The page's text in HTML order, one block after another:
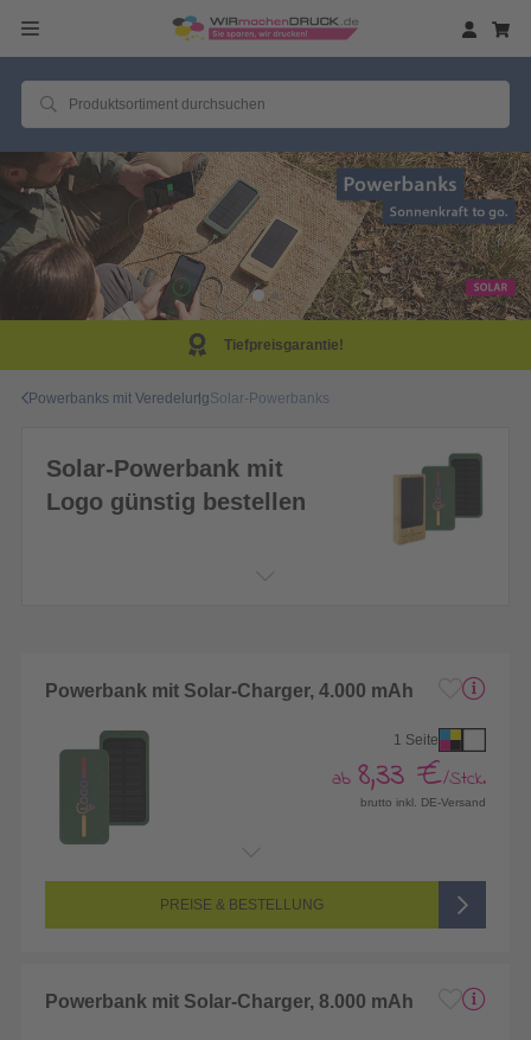
Tiefpreisgarantie!
Powerbanks mit VeredelungSolar-Powerbanks
Solar-Powerbank mit
Logo günstig bestellen
Powerbank mit Solar-Charger, 4.000 mAh
1 Seite
ab 8,33 €/Stck.
brutto inkl. DE-Versand
Seitenanzahl: 1-seitig (Vorderseite bedruckt, Rückseite unbedruckt)
4/0-farbig CMYK (vollfarbig bedruckt)
PREISE & BESTELLUNG
Powerbank mit Solar-Charger, 8.000 mAh